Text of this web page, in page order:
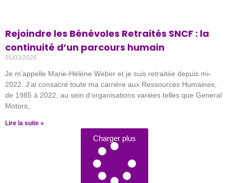
Rejoindre les Bénévoles Retraités SNCF : la
continuité d’un parcours humain
05/03/2026
Je m’appelle Marie-Hélène Weber et je suis retraitée depuis mi-
2022. J’ai consacré toute ma carrière aux Ressources Humaines,
de 1985 à 2022, au sein d’organisations variées telles que General
Motors,
Lire la suite »
Charger plus